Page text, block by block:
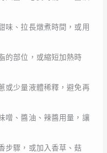
味、拉長燉煮時間，或用
的部位，或縮短加熱時
或少量液體稀釋，避免再
噌、醬油、辣醬用量，讓
步驟，或加入香草、菇